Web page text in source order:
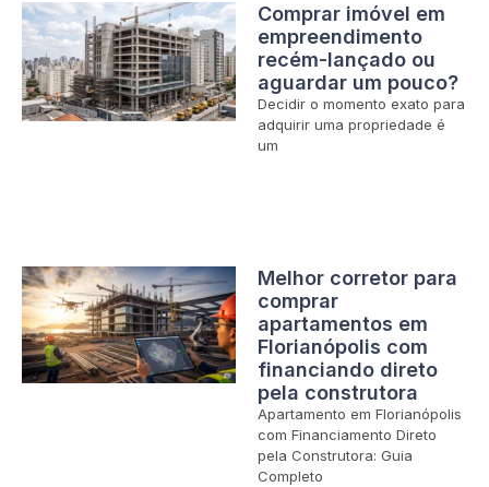
Comprar imóvel em
empreendimento
recém-lançado ou
aguardar um pouco?
Decidir o momento exato para
adquirir uma propriedade é
um
Melhor corretor para
comprar
apartamentos em
Florianópolis com
financiando direto
pela construtora
Apartamento em Florianópolis
com Financiamento Direto
pela Construtora: Guia
Completo